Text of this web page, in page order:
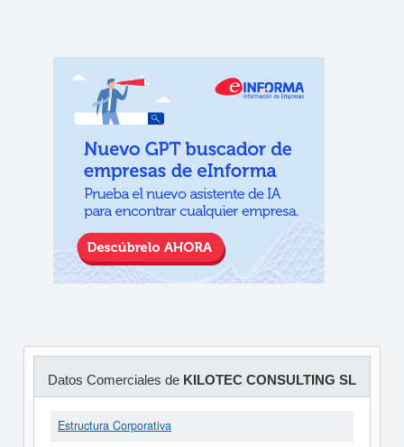
Datos Comerciales de KILOTEC CONSULTING SL
Estructura Corporativa